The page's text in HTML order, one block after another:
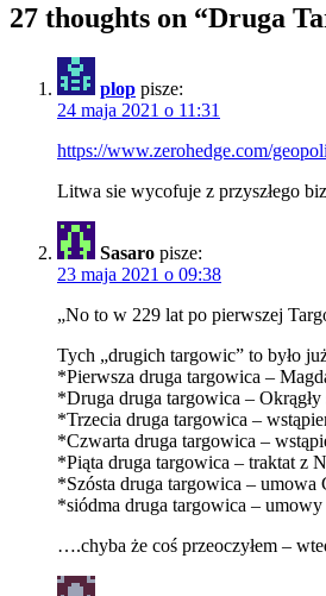
27 thoughts on “Druga
plop pisze:
24 maja 2021 o 11:31
https://www.zerohedge.com/
Litwa sie wycofuje z przyszłego
Sasaro pisze:
23 maja 2021 o 09:38
„No to w 229 lat po pierwszej
Tych „drugich targowic” to było
*Pierwsza druga targowica –
*Druga druga targowica – Okrągły
*Trzecia druga targowica –
*Czwarta druga targowica –
*Piąta druga targowica – traktat z
*Szósta druga targowica – umowa
*siódma druga targowica –
….chyba że coś przeoczyłem –